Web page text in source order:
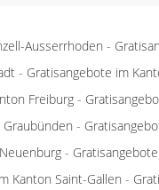
Ausserrhoden -
- Gratisangebote im
Freiburg -
-
-
Kanton Saint-Gallen -